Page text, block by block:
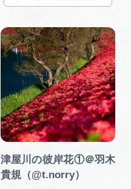
津屋川の彼岸花①＠羽木
貴規（@t.norry）